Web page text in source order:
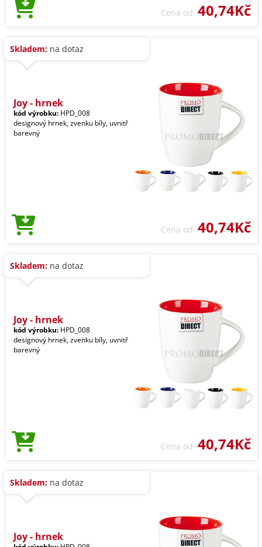
Cena od 40,74Kč
Skladem: na dotaz
Joy - hrnek
kód výrobku: HPD_008
designový hrnek, zvenku bíly, uvnitř
barevný
Cena od 40,74Kč
Skladem: na dotaz
Joy - hrnek
kód výrobku: HPD_008
designový hrnek, zvenku bíly, uvnitř
barevný
Cena od 40,74Kč
Skladem: na dotaz
Joy - hrnek